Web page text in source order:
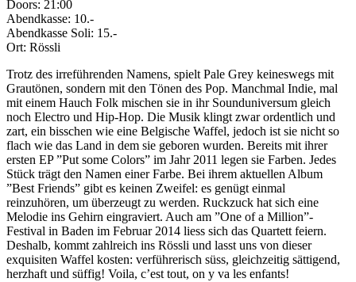
Doors: 21:00
Abendkasse: 10.-
Abendkasse Soli: 15.-
Ort: Rössli
Trotz des irreführenden Namens, spielt Pale Grey keineswegs mit
Grautönen, sondern mit den Tönen des Pop. Manchmal Indie, mal
mit einem Hauch Folk mischen sie in ihr Sounduniversum gleich
noch Electro und Hip-Hop. Die Musik klingt zwar ordentlich und
zart, ein bisschen wie eine Belgische Waffel, jedoch ist sie nicht so
flach wie das Land in dem sie geboren wurden. Bereits mit ihrer
ersten EP ”Put some Colors” im Jahr 2011 legen sie Farben. Jedes
Stück trägt den Namen einer Farbe. Bei ihrem aktuellen Album
”Best Friends” gibt es keinen Zweifel: es genügt einmal
reinzuhören, um überzeugt zu werden. Ruckzuck hat sich eine
Melodie ins Gehirn eingraviert. Auch am ”One of a Million”-
Festival in Baden im Februar 2014 liess sich das Quartett feiern.
Deshalb, kommt zahlreich ins Rössli und lasst uns von dieser
exquisiten Waffel kosten: verführerisch süss, gleichzeitig sättigend,
herzhaft und süffig! Voila, c’est tout, on y va les enfants!